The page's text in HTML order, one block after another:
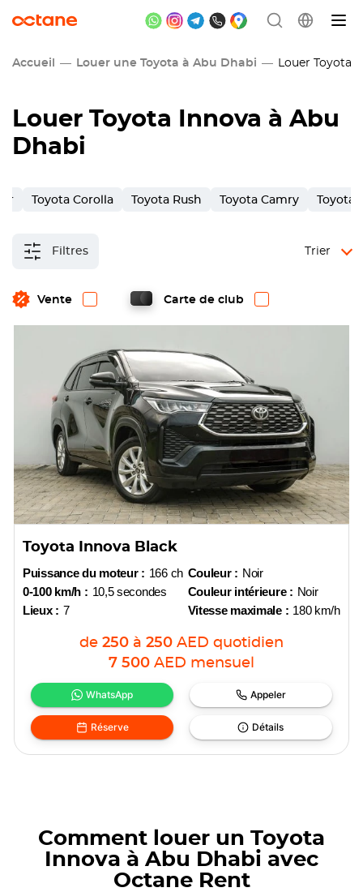
Accueil Louer une Toyota à Abu Dhabi Louer Toyota
Louer Toyota Innova à Abu
Dhabi
Toyota Corolla Toyota Rush Toyota Camry Toyota
Filtres
Vente Carte de club
Trier
Toyota Innova Black
Puissance du moteur : 166 ch
0-100 km/h : 10,5 secondes
Lieux : 7
Couleur : Noir
Couleur intérieure : Noir
Vitesse maximale : 180 km/h
de 250 à 250 AED quotidien
7 500 AED mensuel
WhatsApp Appeler
Réserve Détails
Comment louer un Toyota
Innova à Abu Dhabi avec
Octane Rent